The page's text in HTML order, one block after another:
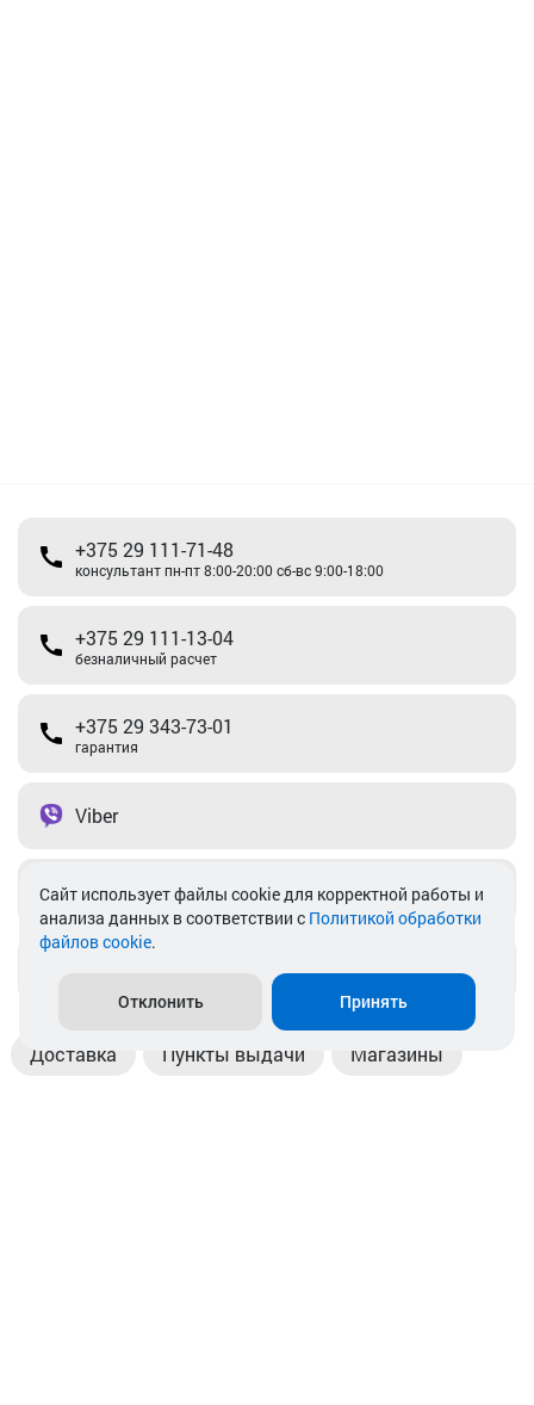
+375 29 111-71-48
консультант пн-пт 8:00-20:00 сб-вс 9:00-18:00
+375 29 111-13-04
безналичный расчет
+375 29 343-73-01
гарантия
Viber
Telegram
Доставка Пункты выдачи Магазины
Cайт использует файлы cookie для корректной работы и
анализа данных в соответствии с Политикой обработки
файлов cookie.
Отклонить Принять